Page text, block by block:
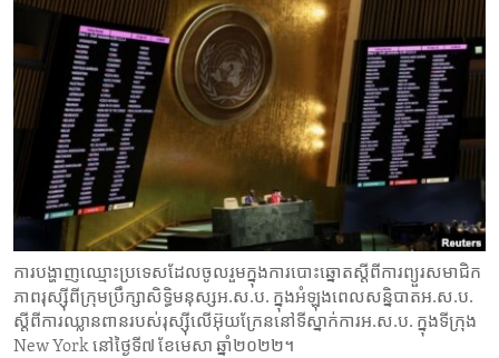
Search
EUROPE
MIDDLE EAST
SECURITY AND DEFENSE
AID AND DEVELOPMENT
DEMOCRACY AND GOVERNANCE
ECONOMY AND TRADE
ENVIRONMENT AND HEALTH
IDEALS AND INSTITUTIONS
ABOUT US
FOLLOW US
ការបង្ហាញឈ្មោះ​ប្រទេស​ដែល​ចូលរួម​ក្នុង​ការបោះឆ្នោត​ស្តីពី​ការព្យួរ​សមាជិក
ភាព​រុស្ស៊ី​ពី​ក្រុមប្រឹក្សា​សិទ្ធិមនុស្ស​អ.ស.ប. ក្នុង​អំឡុងពេល​សន្និបាត​អ.ស.ប.
ស្តីពី​ការឈ្លានពាន​របស់​រុស្ស៊ី​លើ​អ៊ុយក្រែន​នៅ​ទីស្នាក់ការ​អ.ស.ប. ក្នុង​ទីក្រុង
New York នៅ​ថ្ងៃទី៧ ខែមេសា ឆ្នាំ២០២២។